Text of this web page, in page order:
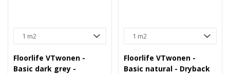
Floorlife VTwonen -
Basic dark grey -
Floorlife VTwonen -
Basic natural - Dryback